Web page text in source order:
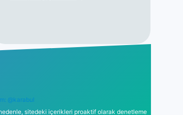
@karabul
sitedeki içerikleri proaktif olarak denetleme